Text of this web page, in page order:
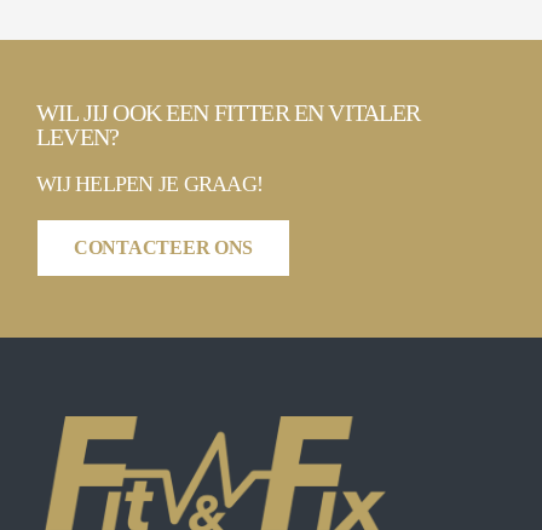
WIL JIJ OOK EEN FITTER EN VITALER
LEVEN?
WIJ HELPEN JE GRAAG!
CONTACTEER ONS